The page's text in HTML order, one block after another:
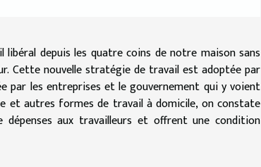
depuis les quatre coins de notre maison sans
Cette nouvelle stratégie de travail est adoptée par
par les entreprises et le gouvernement qui y voient
et autres formes de travail à domicile, on constate
dépenses aux travailleurs et offrent une condition